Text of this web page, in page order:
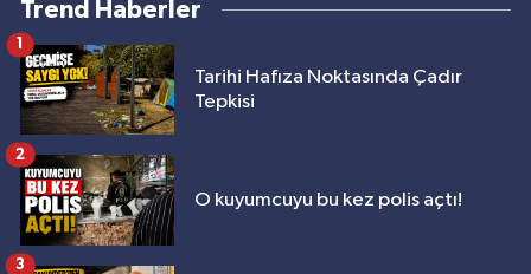
Trend Haberler
Tarihi Hafıza Noktasında Çadır
Tepkisi
1
O kuyumcuyu bu kez polis açtı!
2
3